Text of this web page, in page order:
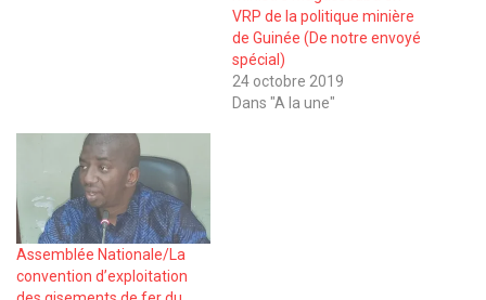
VRP de la politique minière
de Guinée (De notre envoyé
spécial)
24 octobre 2019
Dans "A la une"
Assemblée Nationale/La
convention d’exploitation